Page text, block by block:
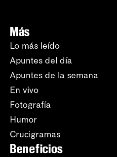
Más
Lo más leído
Apuntes del día
Apuntes de la semana
En vivo
Fotografía
Humor
Crucigramas
Beneficios